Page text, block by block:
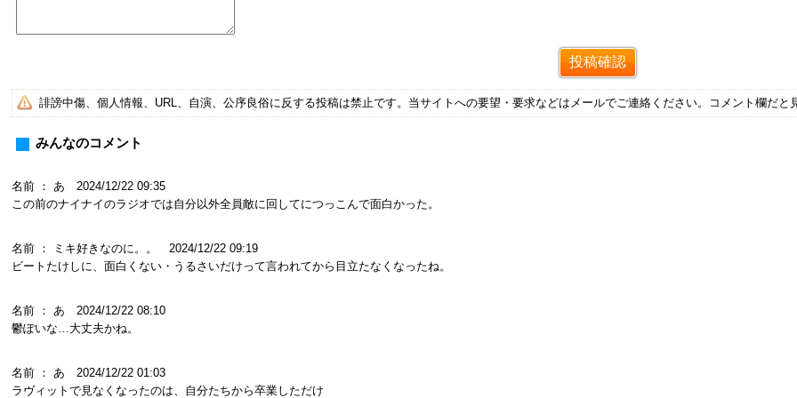
誹謗中傷、個人情報、URL、自演、公序良俗に反する投稿は禁止です。当サイトへの要望・要求などはメールでご連絡ください。コメント欄だと
みんなのコメント
名前 ： あ 2024/12/22 09:35
この前のナイナイのラジオでは自分以外全員敵に回してにつっこんで面白かった。
名前 ： ミキ好きなのに。。 2024/12/22 09:19
ビートたけしに、面白くない・うるさいだけって言われてから目立たなくなったね。
名前 ： あ 2024/12/22 08:10
鬱ぽいな…大丈夫かね。
名前 ： あ 2024/12/22 01:03
ラヴィットで見なくなったのは、自分たちから卒業しただけ